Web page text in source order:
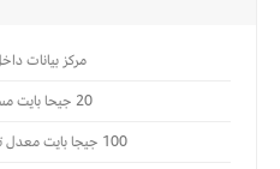
مركز بيانات
20 جيحا بايت مساحة التخزين
100 جيجا بايت معدل تحويل بيانات شهري